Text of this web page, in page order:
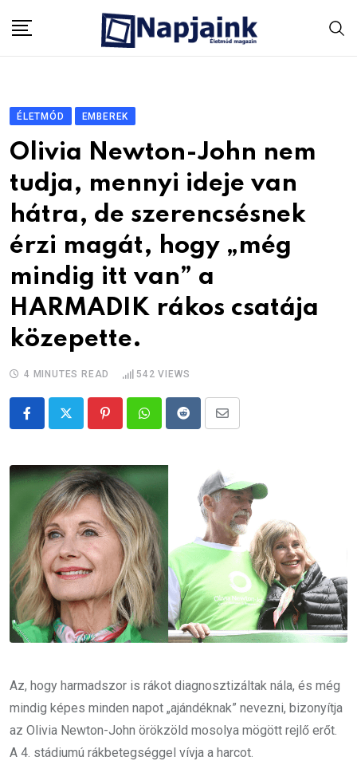
ÉLETMÓD EMBEREK
Olivia Newton-John nem
tudja, mennyi ideje van
hátra, de szerencsésnek
érzi magát, hogy „még
mindig itt van” a
HARMADIK rákos csatája
közepette.
4 MINUTES READ 542 VIEWS
PinterestWhatsappRedditShare
Az, hogy harmadszor is rákot diagnosztizáltak nála, és még
mindig képes minden napot „ajándéknak” nevezni, bizonyítja
az Olivia Newton-John örökzöld mosolya mögött rejlő erőt.
A 4. stádiumú rákbetegséggel vívja a harcot.